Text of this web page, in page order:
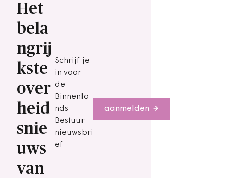
Het
bela
ngrij
kste
over
heid
snie
uws
van
Schrijf je
in voor
de
Binnenla
nds
Bestuur
nieuwsbri
ef
aanmelden